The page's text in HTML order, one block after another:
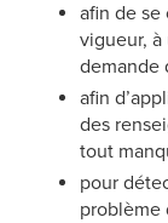
afin de
vigueur,
demande
afin
des
tout
pour
problème